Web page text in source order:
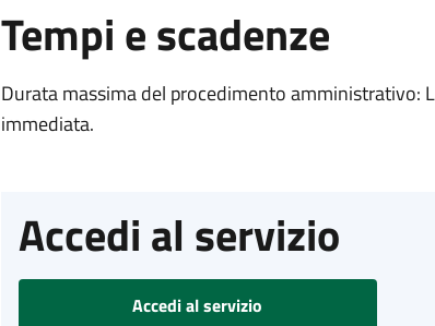
Tempi e scadenze
Durata massima del procedimento amministrativo:
immediata.
Accedi al servizio
Accedi al servizio